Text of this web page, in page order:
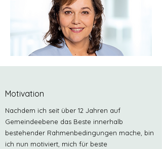
Motivation
Nachdem ich seit über 12 Jahren auf
Gemeindeebene das Beste innerhalb
bestehender Rahmenbedingungen mache, bin
ich nun motiviert, mich für beste